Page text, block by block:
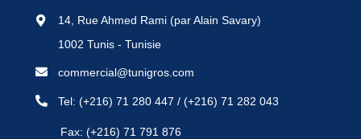
14, Rue Ahmed Rami (par Alain Savary)
1002 Tunis - Tunisie
commercial@tunigros.com
Tel:(+216) 71 280 447 /(+216) 71 282 043
Fax: (+216) 71 791 876